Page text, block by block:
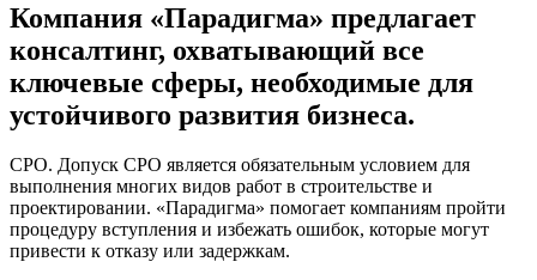
Компания «Парадигма» предлагает
консалтинг, охватывающий все
ключевые сферы, необходимые для
устойчивого развития бизнеса.
СРО. Допуск СРО является обязательным условием для
выполнения многих видов работ в строительстве и
проектировании. «Парадигма» помогает компаниям пройти
процедуру вступления и избежать ошибок, которые могут
привести к отказу или задержкам.